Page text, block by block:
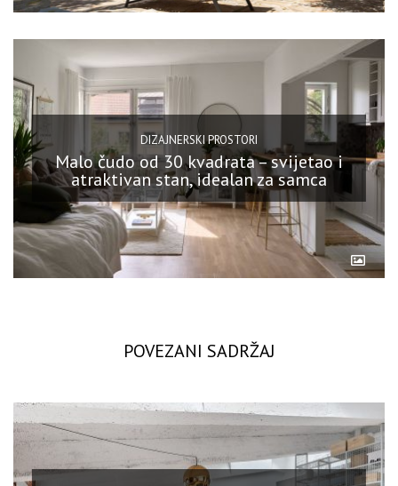
DIZAJNERSKI PROSTORI
Malo čudo od 30 kvadrata – svijetao i
atraktivan stan, idealan za samca
POVEZANI SADRŽAJ